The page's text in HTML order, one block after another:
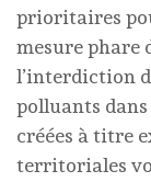
prioritaires
mesure phare
l’interdiction
polluants dans
créées à titre
territoriales